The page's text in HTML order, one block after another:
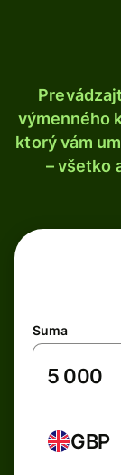
výmenného
ktorý vám
– všetko
Suma
GBP